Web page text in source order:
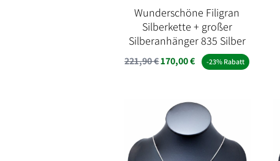
Wunderschöne Filigran
Silberkette + großer
Silberanhänger 835 Silber
221,90€Ursprünglicher
221,90 €
170,00€Aktueller
170,00 €.
-23% Rabatt